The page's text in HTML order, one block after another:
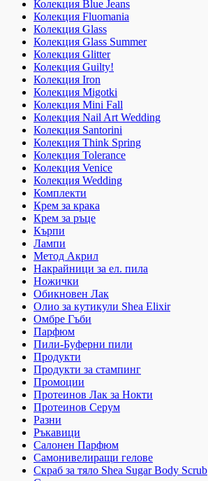
Колекция Blue Jeans
Колекция Fluomania
Колекция Glass
Колекция Glass Summer
Колекция Glitter
Колекция Guilty!
Колекция Iron
Колекция Migotki
Колекция Mini Fall
Колекция Nail Art Wedding
Колекция Santorini
Колекция Think Spring
Колекция Tolerance
Колекция Venice
Колекция Wedding
Комплекти
Крем за крака
Крем за ръце
Кърпи
Лампи
Метод Акрил
Накрайници за ел. пила
Ножички
Обикновен Лак
Олио за кутикули Shea Elixir
Омбре Гъби
Парфюм
Пили-Буферни пили
Продукти
Продукти за стампинг
Промоции
Протеинов Лак за Нокти
Протеинов Серум
Разни
Ръкавици
Салонен Парфюм
Самонивелиращи гелове
Скраб за тяло Shea Sugar Body Scrub